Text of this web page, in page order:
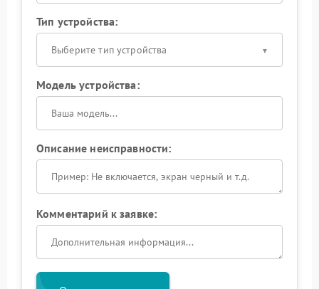
Тип устройства:
Выберите тип устройства
Модель устройства:
Описание неисправности:
Комментарий к заявке: